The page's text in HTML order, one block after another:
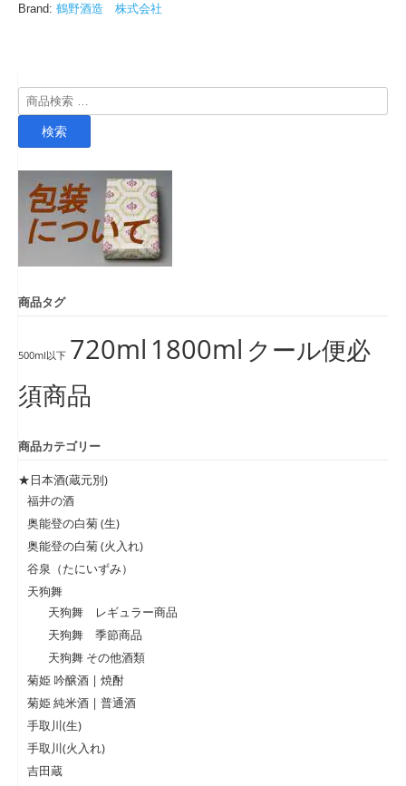
Brand: 鶴野酒造 株式会社
検
索
検索
商品タグ
500ml以下 720ml 1800ml クール便必
須商品
商品カテゴリー
★日本酒(蔵元別)
福井の酒
奥能登の白菊 (生)
奥能登の白菊 (火入れ)
谷泉（たにいずみ）
天狗舞
天狗舞 レギュラー商品
天狗舞 季節商品
天狗舞 その他酒類
菊姫 吟醸酒 | 焼酎
菊姫 純米酒 | 普通酒
手取川(生)
手取川(火入れ)
吉田蔵